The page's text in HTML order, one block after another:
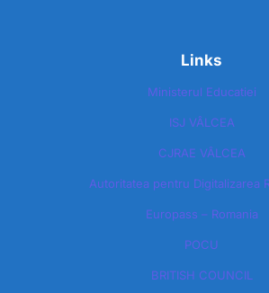
Links
Ministerul Educatiei
ISJ VÂLCEA
CJRAE VÂLCEA
Autoritatea pentru Digitalizarea
Europass – Romania
POCU
BRITISH COUNCIL